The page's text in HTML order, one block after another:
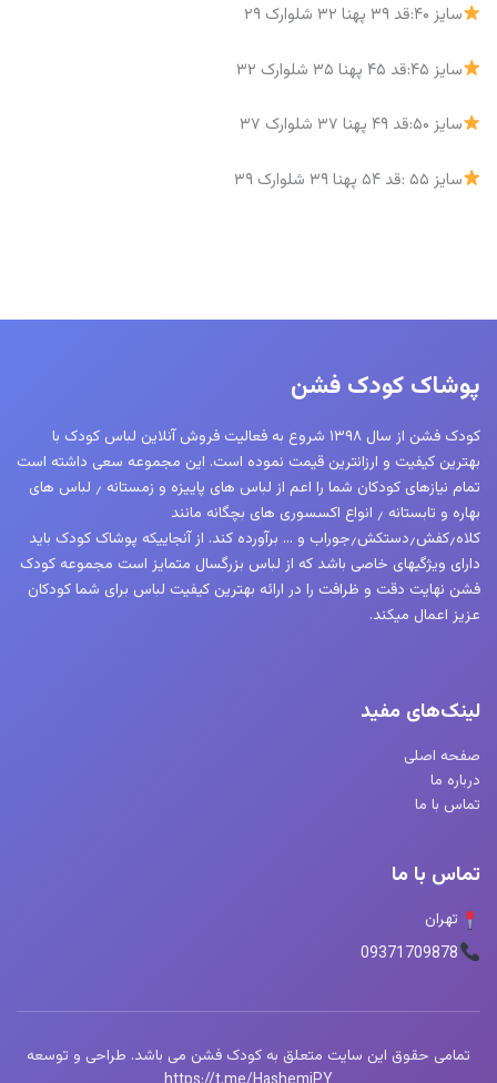
سایز ۴۰:قد ۳۹ پهنا ۳۲ شلوارک ۲۹
سایز ۴۵:قد ۴۵ پهنا ۳۵ شلوارک ۳۲
سایز ۵۰:قد ۴۹ پهنا ۳۷ شلوارک ۳۷
سایز ۵۵ :قد ۵۴ پهنا ۳۹ شلوارک ۳۹
پوشاک کودک فشن
کودک فشن از سال ۱۳۹۸ شروع به فعالیت فروش آنلاین لباس کودک با
بهترین کیفیت و ارزانترین قیمت نموده است. این مجموعه سعی داشته است
تمام نیازهای کودکان شما را اعم از لباس های پاییزه و زمستانه ٫ لباس های
بهاره و تابستانه ٫ انواع اکسسوری های بچگانه مانند
کلاه٫کفش٫دستکش٫جوراب و … برآورده کند. از آنجاییکه پوشاک کودک باید
دارای ویژگیهای خاصی باشد که از لباس بزرگسال متمایز است مجموعه کودک
فشن نهایت دقت و ظرافت را در ارائه بهترین کیفیت لباس برای شما کودکان
عزیز اعمال میکند.
لینک‌های مفید
صفحه اصلی
درباره ما
تماس با ما
تماس با ما
تهران
09371709878
تمامی حقوق این سایت متعلق به کودک فشن می باشد. طراحی و توسعه